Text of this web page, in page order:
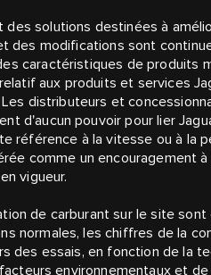
solutions destinées à
des modifications sont
caractéristiques de produits
aux produits et services
distributeurs et
d'aucun pouvoir pour lier
référence à la vitesse ou à la
comme un encouragement
vigueur.
de carburant sur le site
normales, les chiffres de la
des essais, en fonction de la
environnementaux et